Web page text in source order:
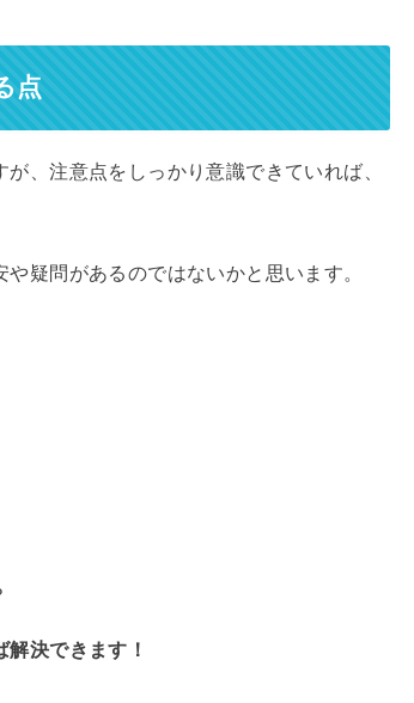
点
、注意点をしっかり意識できていれば、
疑問があるのではないかと思います。
決できます！